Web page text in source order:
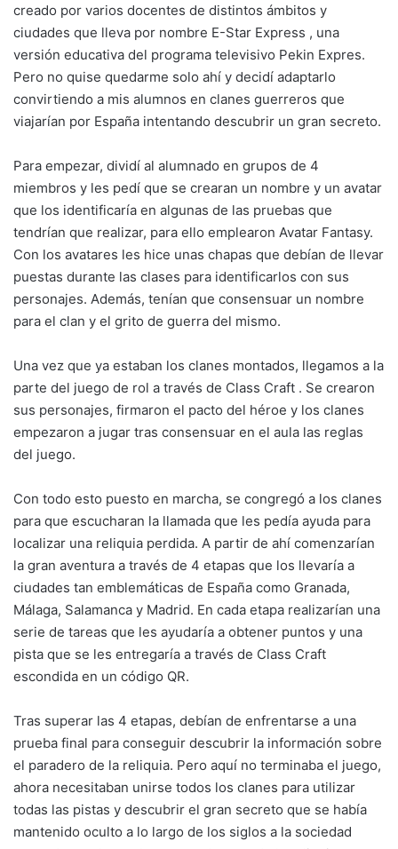
creado por varios docentes de distintos ámbitos y
ciudades que lleva por nombre E-Star Express , una
versión educativa del programa televisivo Pekin Expres.
Pero no quise quedarme solo ahí y decidí adaptarlo
convirtiendo a mis alumnos en clanes guerreros que
viajarían por España intentando descubrir un gran secreto.
Para empezar, dividí al alumnado en grupos de 4
miembros y les pedí que se crearan un nombre y un avatar
que los identificaría en algunas de las pruebas que
tendrían que realizar, para ello emplearon Avatar Fantasy.
Con los avatares les hice unas chapas que debían de llevar
puestas durante las clases para identificarlos con sus
personajes. Además, tenían que consensuar un nombre
para el clan y el grito de guerra del mismo.
Una vez que ya estaban los clanes montados, llegamos a la
parte del juego de rol a través de Class Craft . Se crearon
sus personajes, firmaron el pacto del héroe y los clanes
empezaron a jugar tras consensuar en el aula las reglas
del juego.
Con todo esto puesto en marcha, se congregó a los clanes
para que escucharan la llamada que les pedía ayuda para
localizar una reliquia perdida. A partir de ahí comenzarían
la gran aventura a través de 4 etapas que los llevaría a
ciudades tan emblemáticas de España como Granada,
Málaga, Salamanca y Madrid. En cada etapa realizarían una
serie de tareas que les ayudaría a obtener puntos y una
pista que se les entregaría a través de Class Craft
escondida en un código QR.
Tras superar las 4 etapas, debían de enfrentarse a una
prueba final para conseguir descubrir la información sobre
el paradero de la reliquia. Pero aquí no terminaba el juego,
ahora necesitaban unirse todos los clanes para utilizar
todas las pistas y descubrir el gran secreto que se había
mantenido oculto a lo largo de los siglos a la sociedad